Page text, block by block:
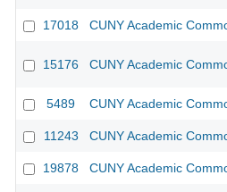
17018 CUNY Academic
15176 CUNY Academic
5489 CUNY Academic
11243 CUNY Academic
19878 CUNY Academic